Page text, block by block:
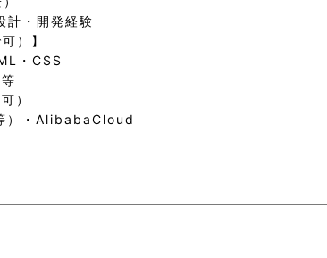
計・開発経験
）】
・CSS
）
）・AlibabaCloud